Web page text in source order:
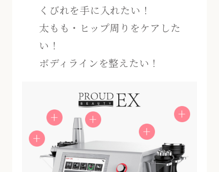
くびれを手に入れたい！
太もも・ヒップ周りをケアした
い！
ボディラインを整えたい！